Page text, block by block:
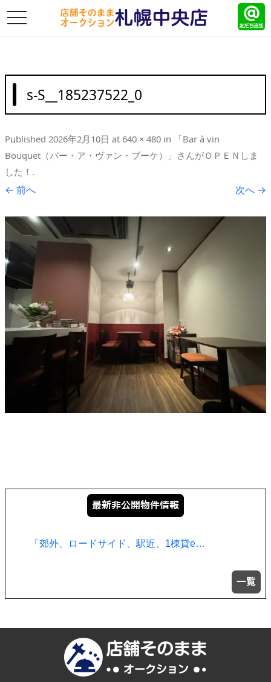
toggle
s-S__185237522_0
Published 2026年2月10日 at 640 × 480 in
「Bar à vin
Bouquet（バー・ア・ヴァン・ブーケ）」さんがＯＰＥＮしま
した！ .
← 前へ 次へ →
「郊外、ロードサイド、駅近、1棟貸e…